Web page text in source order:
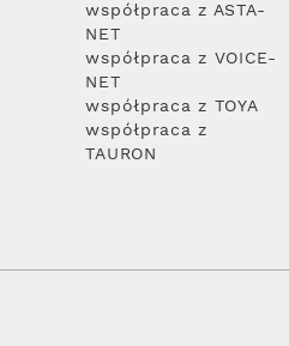
współpraca z ASTA-
NET
współpraca z VOICE-
NET
współpraca z TOYA
współpraca z
TAURON